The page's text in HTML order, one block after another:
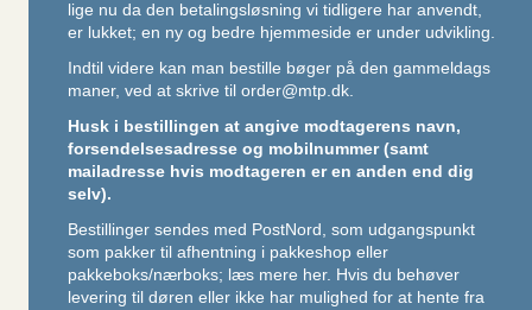
lige nu da den betalingsløsning vi tidligere har anvendt,
er lukket; en ny og bedre hjemmeside er under udvikling.
Indtil videre kan man bestille bøger på den gammeldags
maner, ved at skrive til order@mtp.dk.
Husk i bestillingen at angive modtagerens navn,
forsendelsesadresse og mobilnummer (samt
mailadresse hvis modtageren er en anden end dig
selv).
Bestillinger sendes med PostNord, som udgangspunkt
som pakker til afhentning i pakkeshop eller
pakkeboks/nærboks; læs mere her. Hvis du behøver
levering til døren eller ikke har mulighed for at hente fra